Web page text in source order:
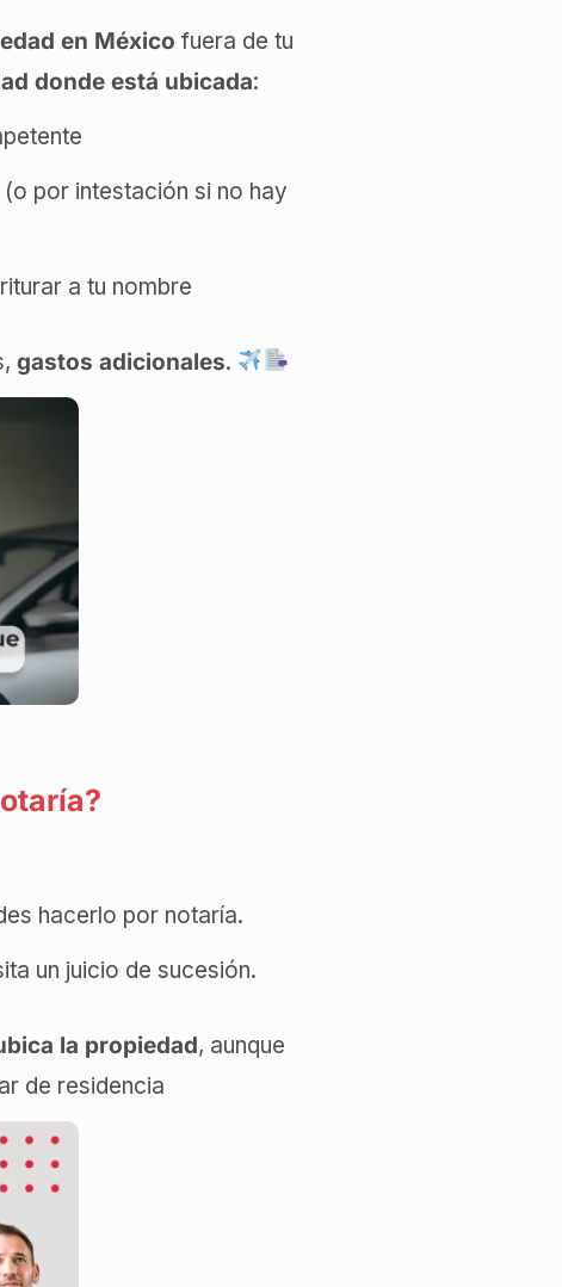
en México fuera de tu
donde está ubicada:
por intestación si no hay
a tu nombre
gastos adicionales.
hacerlo por notaría.
un juicio de sucesión.
la propiedad, aunque
de residencia